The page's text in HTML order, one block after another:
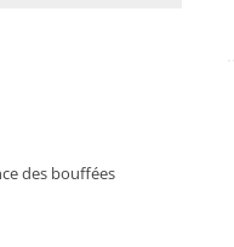
des bouffées